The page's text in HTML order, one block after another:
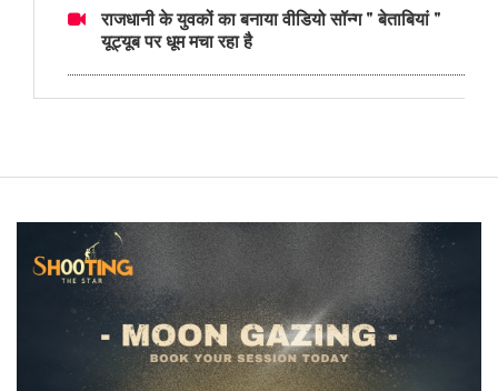
राजधानी के युवकों का बनाया वीडियो सॉन्ग " बेताबियां "
यूट्यूब पर धूम मचा रहा है